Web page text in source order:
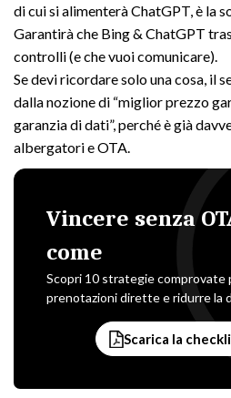
di cui si alimenterà ChatGPT, è la
Garantirà che Bing & ChatGPT
controlli (e che vuoi comunicare).
Se devi ricordare solo una cosa, il
dalla nozione di “miglior prezzo
garanzia di dati”, perché è già
albergatori e OTA.
Vincere senza
come
Scopri 10 strategie comprovate
prenotazioni dirette e ridurre la
Scarica la